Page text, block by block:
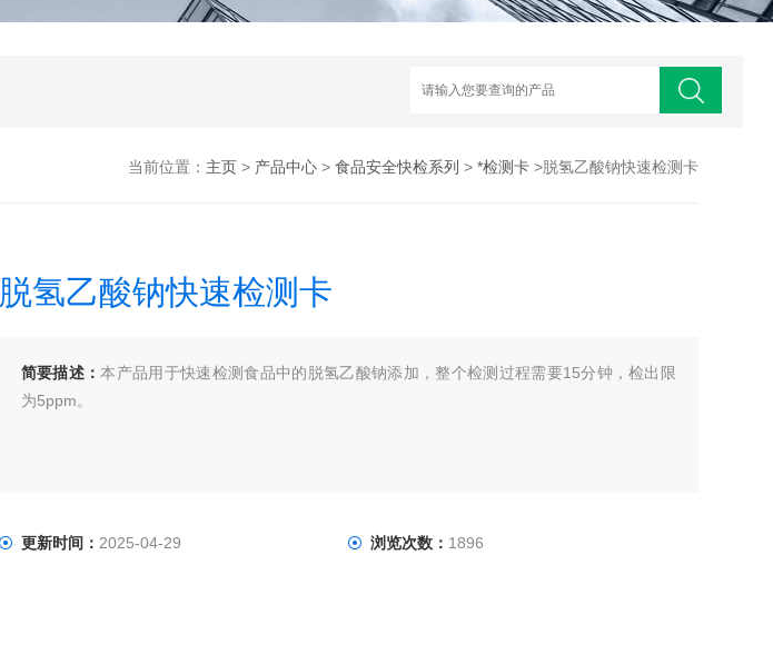
当前位置： 主页> 产品中心> 食品安全快检系列 > *检测卡>脱氢乙酸钠快速检测卡
脱氢乙酸钠快速检测卡
简要描述：本产品用于快速检测食品中的脱氢乙酸钠添加，整个检测过程需要15分钟，检出限
为5ppm。
更新时间： 2025-04-29 浏览次数： 1896